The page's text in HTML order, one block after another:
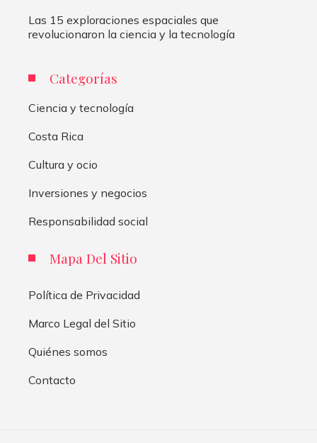
Las 15 exploraciones espaciales que
revolucionaron la ciencia y la tecnología
Categorías
Ciencia y tecnología
Costa Rica
Cultura y ocio
Inversiones y negocios
Responsabilidad social
Mapa Del Sitio
Política de Privacidad
Marco Legal del Sitio
Quiénes somos
Contacto